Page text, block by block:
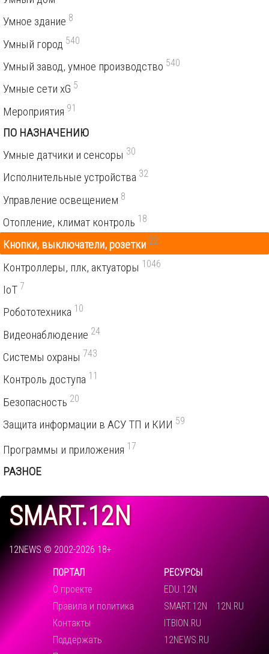
Умное здание 8
Умный город 540
Умный завод, умное производство 540
Умные сети xG 5
Мероприятия 91
ПО НАЗНАЧЕНИЮ
Умные датчики и сенсоры 30
Исполнительные устройства 32
Управление освещением 8
Отопление, климат контроль 18
Кнопки, выключатели, розетки 22
Контроллеры, плк, актуаторы 1046
IoT 7
Робототехника 10
Видеонаблюдение 24
Системы охраны 743
Контроль доступа 11
Безопасность 20
Защита информации в АСУ ТП и КИИ 59
Программы и приложения 17
РАЗНОЕ
SMART.12N
12NEWS © 2002-2026 18+
ПОРТАЛ
О проекте
Правила и политика
Контакты
Поддержать
РЕСУРСЫ
EDU.12N
SMART.12N
12N.RU
ITBION.RU
12NEWS.RU